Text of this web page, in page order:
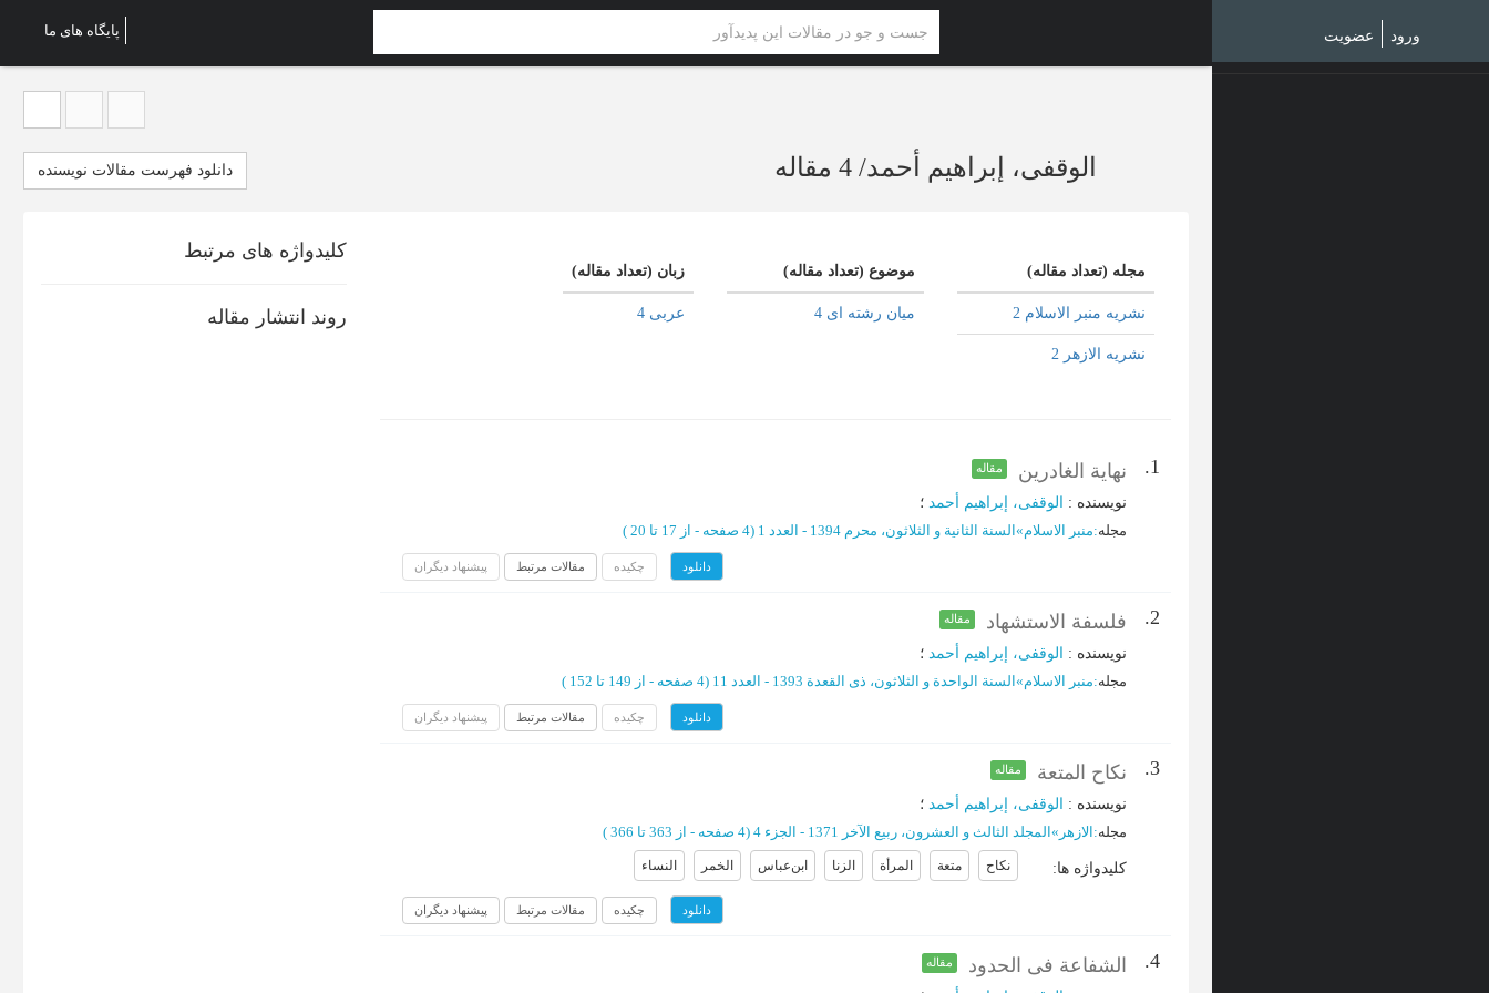
پایگاه های ما ورود عضویت
الوقفی، إبراهیم أحمد/4 مقاله دانلود فهرست مقالات نویسنده
مجله (تعداد مقاله)
نشریه منبر الاسلام 2
نشریه الازهر 2
موضوع (تعداد مقاله)
میان رشته ای 4
زبان (تعداد مقاله)
عربی 4
1. نهایة الغادرین مقاله
نویسنده : الوقفی، إبراهیم أحمد ؛
مجله:منبر الاسلام» السنة الثانیة و الثلاثون، محرم 1394 - العدد 1 (‎4 صفحه - از 17 تا 20 )
دانلود چکیده مقالات مرتبط پیشنهاد دیگران
2. فلسفة الاستشهاد مقاله
نویسنده : الوقفی، إبراهیم أحمد ؛
مجله:منبر الاسلام» السنة الواحدة و الثلاثون، ذی القعدة 1393 - العدد 11 (‎4 صفحه - از 149 تا 152 )
دانلود چکیده مقالات مرتبط پیشنهاد دیگران
3. نکاح المتعة مقاله
نویسنده : الوقفی، إبراهیم أحمد ؛
مجله: الازهر » المجلد الثالث و العشرون، ربیع الآخر 1371 - الجزء 4 (‎4 صفحه - از 363 تا 366 )
کلیدواژه ها: نکاح متعة المرأة الزنا ابن‌عباس الخمر النساء
دانلود چکیده مقالات مرتبط پیشنهاد دیگران
4. الشفاعة فی الحدود مقاله
کلیدواژه های مرتبط
روند انتشار مقاله